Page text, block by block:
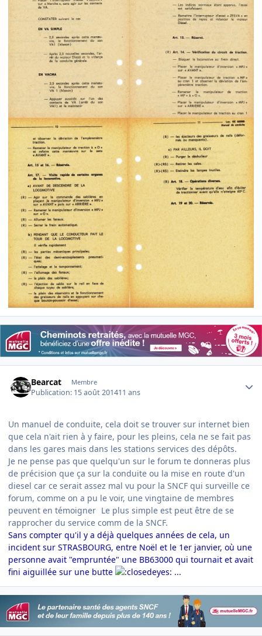
Bearcat Membre
Publication: 15 août 201411 ans
Un manuel de conduite, cela doit se trouver sur internet bien
que cela n'ait rien à y faire, pour les pleins, cela ne se fait pas
dans les gares mais dans les stations services des dépôts.
Je ne pense pas que quelqu'un sur le forum te donneras plus
de précision que ça sur la conduite ou la mise en route d'un
diesel car ce serait assez mal vu pour la SNCF qui surveille ce
forum, comme on a pu le voir, une vingtaine de membres
peuvent en témoigner Le plus simple est peut être de se
rapprocher du service comm de la SNCF.
Sans compter qu'il y a déjà quelques années de cela, un
incident sur STRASBOURG, entre Noël et le 1er janvier, où une
personne avait "empruntée" une BB63000 qui tournait et avait
fini aiguillée sur une butte
...